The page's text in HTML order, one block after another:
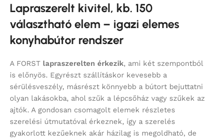
Lapraszerelt kivitel, kb. 150
választható elem – igazi elemes
konyhabútor rendszer
A FORST lapraszerelten érkezik, ami két szempontból
is előnyös. Egyrészt szállításkor kevesebb a
sérülésveszély, másrészt könnyebb a bútort bejuttatni
olyan lakásokba, ahol szűk a lépcsőház vagy szűkek az
ajtók. A gondosan csomagolt elemek részletes
szerelési útmutatóval érkeznek, így a szerelés
gyakorlott kezűeknek akár házilag is megoldható, de